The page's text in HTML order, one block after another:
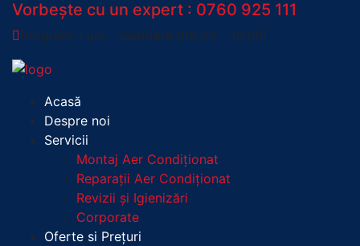
Vorbește cu un expert : 0760 925 111
Program: Luni - Sâmbătă (09:00 - 19:00)
Acasă
Despre noi
Servicii
Montaj Aer Condiționat
Reparații Aer Condiționat
Revizii și Igienizări
Corporate
Oferte si Prețuri